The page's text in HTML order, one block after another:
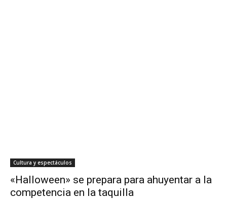
Cultura y espectáculos
«Halloween» se prepara para ahuyentar a la
competencia en la taquilla